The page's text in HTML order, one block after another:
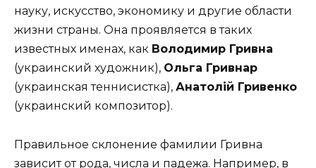
науку, искусство, экономику и другие области
жизни страны. Она проявляется в таких
известных именах, как Володимир Гривна
(украинский художник), Ольга Гривнар
(украинская теннисистка), Анатолій Гривенко
(украинский композитор).
Правильное склонение фамилии Гривна
зависит от рода, числа и падежа. Например, в